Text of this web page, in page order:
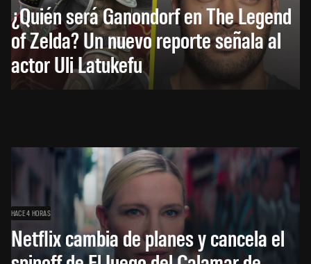
¿Quién será Ganondorf en The Legend
of Zelda? Un nuevo reporte señala al
actor Uli Latukefu
HACE 4 HORAS
Netflix cambia de planes y cancela el